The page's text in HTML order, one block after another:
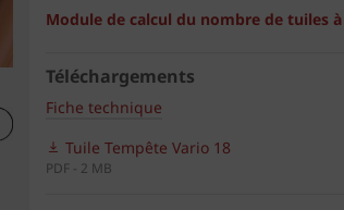
Module de calcul du nombre de tuiles
Téléchargements
Fiche technique
Tuile Tempête Vario 18
PDF - 2 MB